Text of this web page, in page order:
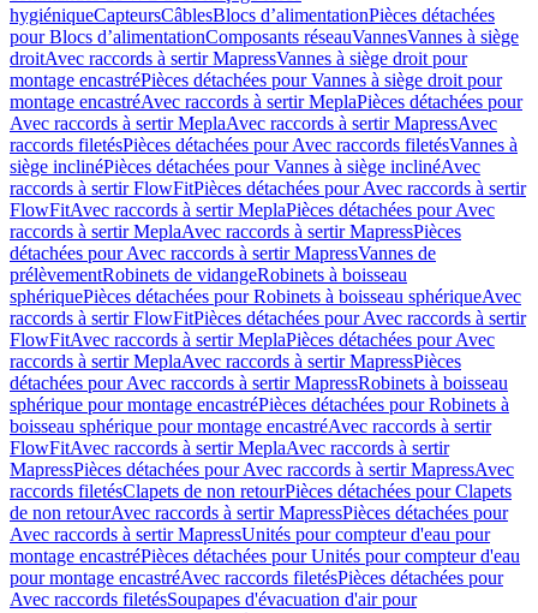
hygiéniqueCapteursCâblesBlocs d’alimentationPièces détachées
pour Blocs d’alimentationComposants réseauVannesVannes à siège
droitAvec raccords à sertir MapressVannes à siège droit pour
montage encastréPièces détachées pour Vannes à siège droit pour
montage encastréAvec raccords à sertir MeplaPièces détachées pour
Avec raccords à sertir MeplaAvec raccords à sertir MapressAvec
raccords filetésPièces détachées pour Avec raccords filetésVannes à
siège inclinéPièces détachées pour Vannes à siège inclinéAvec
raccords à sertir FlowFitPièces détachées pour Avec raccords à sertir
FlowFitAvec raccords à sertir MeplaPièces détachées pour Avec
raccords à sertir MeplaAvec raccords à sertir MapressPièces
détachées pour Avec raccords à sertir MapressVannes de
prélèvementRobinets de vidangeRobinets à boisseau
sphériquePièces détachées pour Robinets à boisseau sphériqueAvec
raccords à sertir FlowFitPièces détachées pour Avec raccords à sertir
FlowFitAvec raccords à sertir MeplaPièces détachées pour Avec
raccords à sertir MeplaAvec raccords à sertir MapressPièces
détachées pour Avec raccords à sertir MapressRobinets à boisseau
sphérique pour montage encastréPièces détachées pour Robinets à
boisseau sphérique pour montage encastréAvec raccords à sertir
FlowFitAvec raccords à sertir MeplaAvec raccords à sertir
MapressPièces détachées pour Avec raccords à sertir MapressAvec
raccords filetésClapets de non retourPièces détachées pour Clapets
de non retourAvec raccords à sertir MapressPièces détachées pour
Avec raccords à sertir MapressUnités pour compteur d'eau pour
montage encastréPièces détachées pour Unités pour compteur d'eau
pour montage encastréAvec raccords filetésPièces détachées pour
Avec raccords filetésSoupapes d'évacuation d'air pour